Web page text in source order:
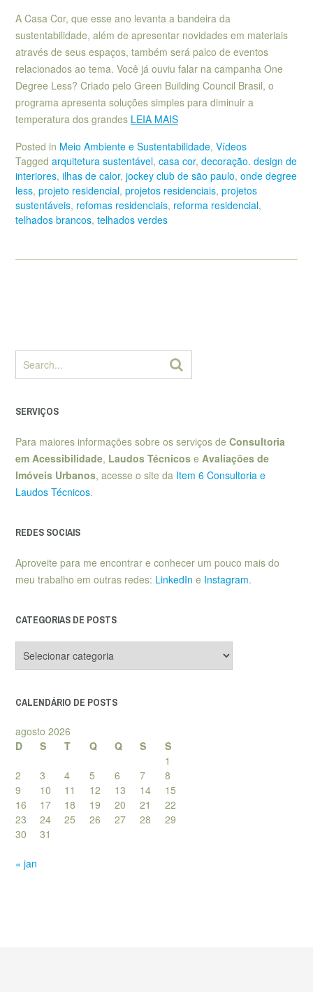
A Casa Cor, que esse ano levanta a bandeira da
sustentabilidade, além de apresentar novidades em materiais
através de seus espaços, também será palco de eventos
relacionados ao tema. Você já ouviu falar na campanha One
Degree Less? Criado pelo Green Building Council Brasil, o
programa apresenta soluções simples para diminuir a
temperatura dos grandes LEIA MAIS
Posted in Meio Ambiente e Sustentabilidade, Vídeos
Tagged arquitetura sustentável, casa cor, decoração. design de
interiores, ilhas de calor, jockey club de são paulo, onde degree
less, projeto residencial, projetos residenciais, projetos
sustentáveis, refomas residenciais, reforma residencial,
telhados brancos, telhados verdes
SERVIÇOS
Para maiores informações sobre os serviços de Consultoria
em Acessibilidade, Laudos Técnicos e Avaliações de
Imóveis Urbanos, acesse o site da Item 6 Consultoria e
Laudos Técnicos.
REDES SOCIAIS
Aproveite para me encontrar e conhecer um pouco mais do
meu trabalho em outras redes: LinkedIn e Instagram.
CATEGORIAS DE POSTS
de
CALENDÁRIO DE POSTS
agosto 2026
D
S T Q Q S
S
1
2
3 4 5 6 7
8
9
10 11 12 13 14
15
16
17 18 19 20 21
22
23
24 25 26 27 28
29
30
31
« jan